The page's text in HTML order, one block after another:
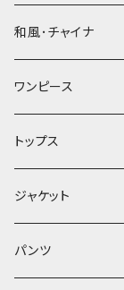
和風･チャイナ
ワンピース
トップス
ジャケット
パンツ